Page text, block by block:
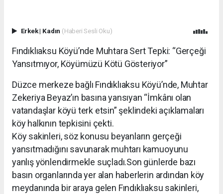
Erkek| Kadın (Haberi Sesli Oku)
Fındıklıaksu Köyü’nde Muhtara Sert Tepki: “Gerçeği
Yansıtmıyor, Köyümüzü Kötü Gösteriyor”
Düzce merkeze bağlı Fındıklıaksu Köyü’nde, Muhtar
Zekeriya Beyaz’ın basına yansıyan “İmkânı olan
vatandaşlar köyü terk etsin” şeklindeki açıklamaları
köy halkının tepkisini çekti.
Köy sakinleri, söz konusu beyanların gerçeği
yansıtmadığını savunarak muhtarı kamuoyunu
yanlış yönlendirmekle suçladı.Son günlerde bazı
basın organlarında yer alan haberlerin ardından köy
meydanında bir araya gelen Fındıklıaksu sakinleri,